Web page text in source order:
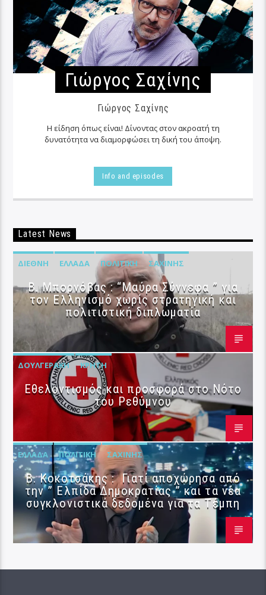
Γιώργος Σαχίνης
Γιώργος Σαχίνης
Η είδηση όπως είναι! Δίνοντας στον ακροατή τη
δυνατότητα να διαμορφώσει τη δική του άποψη.
Info and episodes
Latest News
ΔΙΕΘΝΉ ΕΛΛΆΔΑ ΠΟΛΙΤΙΚΉ ΣΑΧΊΝΗΣ
B. Μπορνόβας : “Μαύρα Σύννεφα ” για
τον Ελληνισμό χωρίς στρατηγική και
πολιτιστική διπλωματία
ΔΟΥΛΓΕΡΆΚΗ ΚΡΉΤΗ
Εθελοντισμός και προσφορά στο Νότο
του Ρεθύμνου
ΕΛΛΆΔΑ ΠΟΛΙΤΙΚΉ ΣΑΧΊΝΗΣ
Β. Κοκοτσάκης : Γιατί αποχώρησα από
την ” Ελπίδα Δημοκρατίας ” και τα νέα
συγκλονιστικά δεδομένα για τα Τέμπη